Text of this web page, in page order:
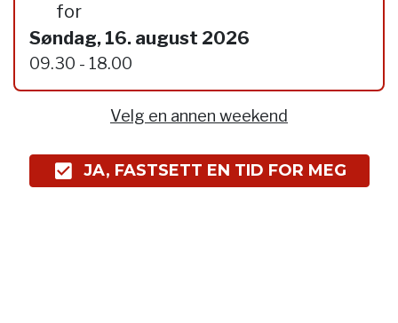
for
Søndag, 16. august 2026
09.30 - 18.00
Velg en annen weekend
JA, FASTSETT EN TID FOR MEG